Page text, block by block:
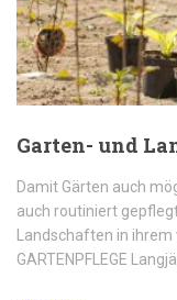
Garten- und
Damit Gärten auch
auch routiniert
Landschaften in ihrem
GARTENPFLEGE